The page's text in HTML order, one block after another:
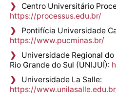
Centro Universitário
https://processus.edu.br/
Pontifícia Universidade
https://www.pucminas.br/
Universidade Regional
Rio Grande do Sul (UNIJUÍ):
Universidade La Salle:
https://